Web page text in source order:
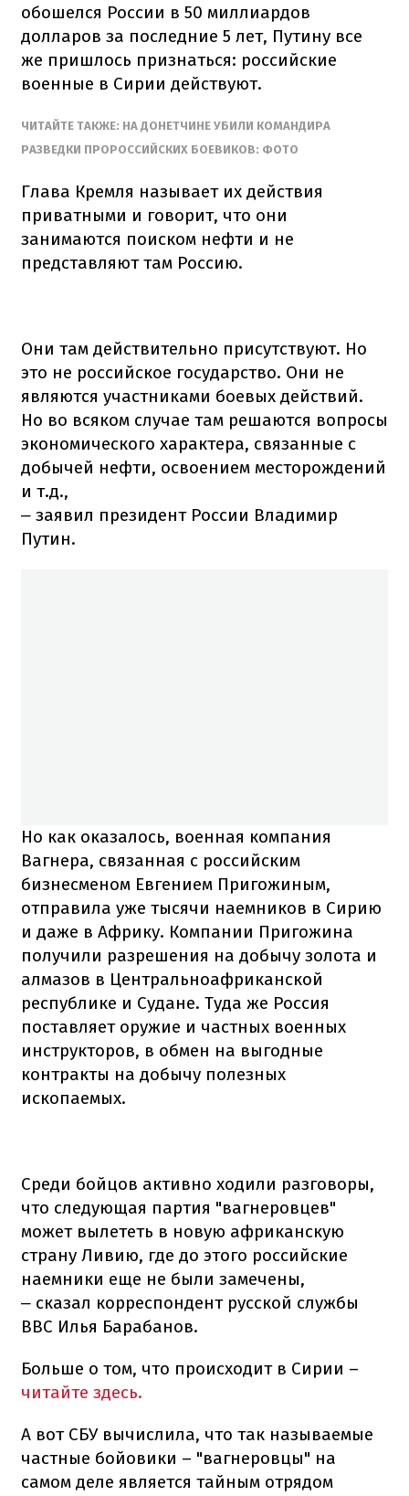
обошелся России в 50 миллиардов
долларов за последние 5 лет, Путину все
же пришлось признаться: российские
военные в Сирии действуют.
ЧИТАЙТЕ ТАКЖЕ: НА ДОНЕТЧИНЕ УБИЛИ КОМАНДИРА
РАЗВЕДКИ ПРОРОССИЙСКИХ БОЕВИКОВ: ФОТО
Глава Кремля называет их действия
приватными и говорит, что они
занимаются поиском нефти и не
представляют там Россию.
Они там действительно присутствуют. Но
это не российское государство. Они не
являются участниками боевых действий.
Но во всяком случае там решаются вопросы
экономического характера, связанные с
добычей нефти, освоением месторождений
и т.д.,
– заявил президент России Владимир
Путин.
Но как оказалось, военная компания
Вагнера, связанная с российским
бизнесменом Евгением Пригожиным,
отправила уже тысячи наемников в Сирию
и даже в Африку. Компании Пригожина
получили разрешения на добычу золота и
алмазов в Центральноафриканской
республике и Судане. Туда же Россия
поставляет оружие и частных военных
инструкторов, в обмен на выгодные
контракты на добычу полезных
ископаемых.
Среди бойцов активно ходили разговоры,
что следующая партия "вагнеровцев"
может вылететь в новую африканскую
страну Ливию, где до этого российские
наемники еще не были замечены,
– сказал корреспондент русской службы
BBC Илья Барабанов.
Больше о том, что происходит в Сирии –
читайте здесь.
А вот СБУ вычислила, что так называемые
частные бойовики – "вагнеровцы" на
самом деле является тайным отрядом